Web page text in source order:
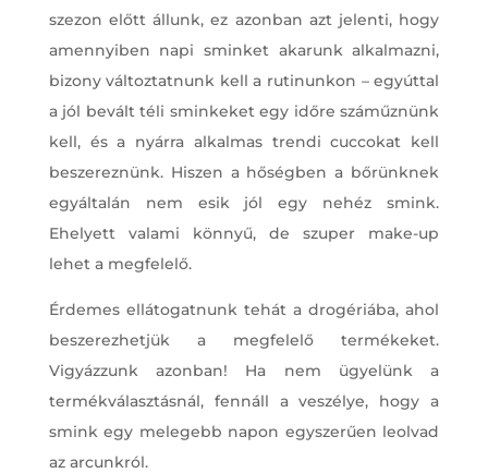
szezon előtt állunk, ez azonban azt jelenti, hogy
amennyiben napi sminket akarunk alkalmazni,
bizony változtatnunk kell a rutinunkon – egyúttal
a jól bevált téli sminkeket egy időre száműznünk
kell, és a nyárra alkalmas trendi cuccokat kell
beszereznünk. Hiszen a hőségben a bőrünknek
egyáltalán nem esik jól egy nehéz smink.
Ehelyett valami könnyű, de szuper make-up
lehet a megfelelő.
Érdemes ellátogatnunk tehát a drogériába, ahol
beszerezhetjük a megfelelő termékeket.
Vigyázzunk azonban! Ha nem ügyelünk a
termékválasztásnál, fennáll a veszélye, hogy a
smink egy melegebb napon egyszerűen leolvad
az arcunkról.